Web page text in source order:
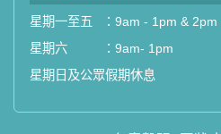
星期一至五 ： 9am - 1pm & 2pm
星期六
： 9am- 1pm
星期日及公眾假期休息